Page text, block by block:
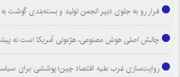
فرار رو به جلوی دبیر انجمن تولید و بسته‌بندی گوشت
چالش اصلی هوش مصنوعی، هژمونی آمریکا است نه
روایت‌سازی غرب علیه اقتصاد چین؛ پوششی برای